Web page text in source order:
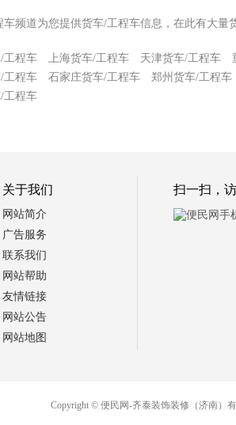
车频道为您提供货车/工程车信息，在此有大量
工程车 上海货车/工程车 天津货车/工程车
工程车
石家庄货车/工程车 郑州货车/工程车
工程车
关于我们
网站简介
广告服务
联系我们
网站帮助
友情链接
网站公告
网站地图
扫一扫，
Copyright © 便民网-齐泰装饰装修（济南）